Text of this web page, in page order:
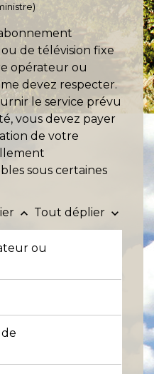
de télévision fixe
opérateur ou
devez respecter.
le service prévu
vous devez payer
de votre
sous certaines
keyboard_arrow_up Tout déplier keyboard_arrow_down
ou